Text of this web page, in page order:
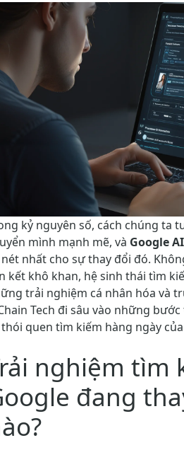
kỷ nguyên số, cách chúng ta
mình mạnh mẽ, và Google
nhất cho sự thay đổi đó.
kết khô khan, hệ sinh thái tìm
trải nghiệm cá nhân hóa và
Tech đi sâu vào những
quen tìm kiếm hàng ngày
nghiệm tìm
đang